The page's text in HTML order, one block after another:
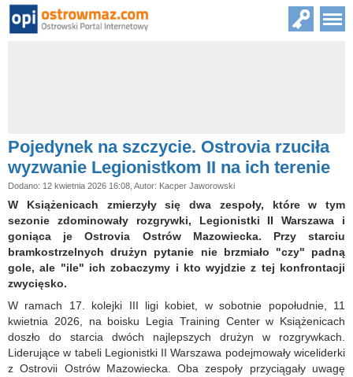
Pojedynek na szczycie. Ostrovia rzuciła
wyzwanie Legionistkom II na ich terenie
Dodano: 12 kwietnia 2026 16:08, Autor: Kacper Jaworowski
W Książenicach zmierzyły się dwa zespoły, które w tym
sezonie zdominowały rozgrywki, Legionistki II Warszawa i
goniąca je Ostrovia Ostrów Mazowiecka. Przy starciu
bramkostrzelnych drużyn pytanie nie brzmiało "czy" padną
gole, ale "ile" ich zobaczymy i kto wyjdzie z tej konfrontacji
zwycięsko.
W ramach 17. kolejki III ligi kobiet, w sobotnie popołudnie, 11
kwietnia 2026, na boisku Legia Training Center w Książenicach
doszło do starcia dwóch najlepszych drużyn w rozgrywkach.
Liderujące w tabeli Legionistki II Warszawa podejmowały wiceliderki
z Ostrovii Ostrów Mazowiecka. Oba zespoły przyciągały uwagę